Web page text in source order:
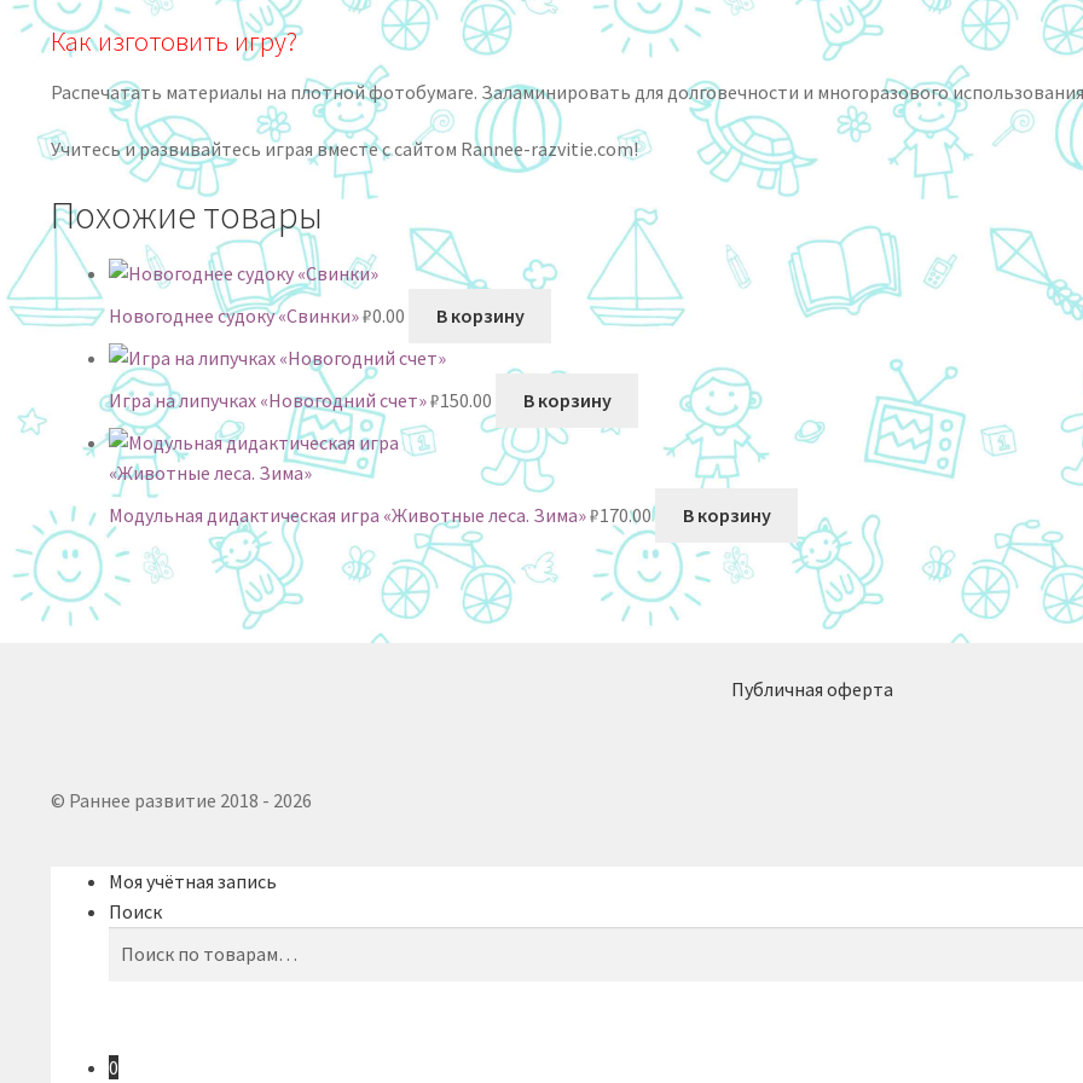
Как изготовить игру?
Распечатать материалы на плотной фотобумаге. Заламинировать для долговечности и многоразового
Учитесь и развивайтесь играя вместе с сайтом Rannee-razvitie.com!
Похожие товары
Новогоднее судоку «Свинки»₽0.00 В корзину
Игра на липучках «Новогодний счет»₽150.00 В корзину
Модульная дидактическая игра «Животные леса. Зима»₽170.00 В корзину
Публичная оферта
© Раннее развитие 2018 - 2026
Моя учётная запись
Поиск
0